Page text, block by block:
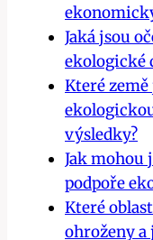
Jaká jsou
ekologické
Které
výsledky?
Jak
podpoře
Které
ohroženy a